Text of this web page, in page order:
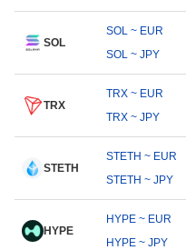
SOL
SOL ~ EUR
SOL ~ JPY
TRX
TRX ~ EUR
TRX ~ JPY
STETH
STETH ~ EUR
STETH ~ JPY
HYPE
HYPE ~ EUR
HYPE ~ JPY